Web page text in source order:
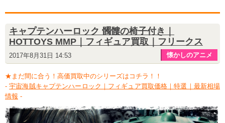
キャプテンハーロック 髑髏の椅子付き｜
HOTTOYS MMP｜フィギュア買取｜フリークス
2017年8月31日 14:53 懐かしのアニメ
★まだ間に合う！高価買取中のシリーズはコチラ！！
-宇宙海賊キャプテンハーロック｜フィギュア買取価格｜特選｜最新相場
情報 -